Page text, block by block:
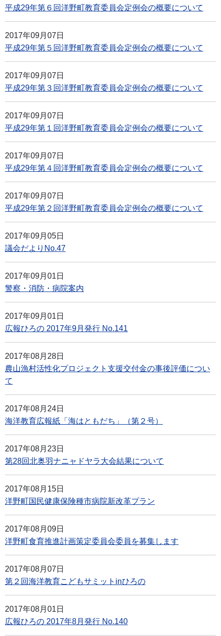
平成29年第６回洋野町教育委員会定例会の概要について
2017年09月07日
平成29年第５回洋野町教育委員会定例会の概要について
2017年09月07日
平成29年第３回洋野町教育委員会定例会の概要について
2017年09月07日
平成29年第１回洋野町教育委員会定例会の概要について
2017年09月07日
平成29年第４回洋野町教育委員会定例会の概要について
2017年09月07日
平成29年第２回洋野町教育委員会定例会の概要について
2017年09月05日
議会だよりNo.47
2017年09月01日
警察・消防・病院案内
2017年09月01日
広報ひろの 2017年9月発行 No.141
2017年08月28日
農山漁村活性化プロジェクト支援交付金の事後評価につい
て
2017年08月24日
海洋教育広報紙「海はともだち」（第２号）
2017年08月23日
第28回北奥羽ナニャドヤラ大会結果について
2017年08月15日
洋野町国民健康保険種市病院新改革プラン
2017年08月09日
洋野町食育推進計画策定委員会委員を募集します
2017年08月07日
第２回海洋教育こどもサミットinひろの
2017年08月01日
広報ひろの 2017年8月発行 No.140